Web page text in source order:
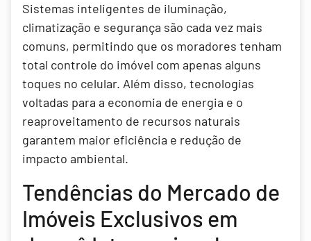
Sistemas inteligentes de iluminação,
climatização e segurança são cada vez mais
comuns, permitindo que os moradores tenham
total controle do imóvel com apenas alguns
toques no celular. Além disso, tecnologias
voltadas para a economia de energia e o
reaproveitamento de recursos naturais
garantem maior eficiência e redução de
impacto ambiental.
Tendências do Mercado de
Imóveis Exclusivos em